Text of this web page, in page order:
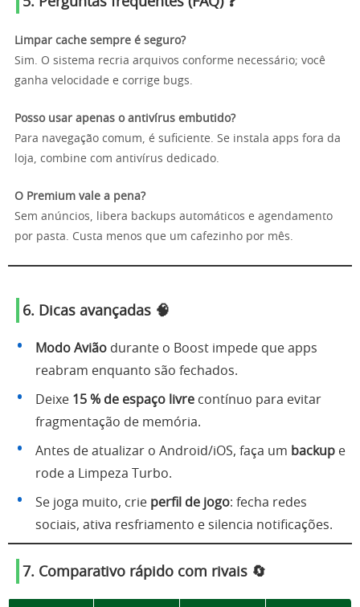
Limpar cache sempre é seguro?
Sim. O sistema recria arquivos conforme necessário; você
ganha velocidade e corrige bugs.
Posso usar apenas o antivírus embutido?
Para navegação comum, é suficiente. Se instala apps fora da
loja, combine com antivírus dedicado.
O Premium vale a pena?
Sem anúncios, libera backups automáticos e agendamento
por pasta. Custa menos que um cafezinho por mês.
6. Dicas avançadas 🧠
Modo Avião durante o Boost impede que apps
reabram enquanto são fechados.
Deixe 15 % de espaço livre contínuo para evitar
fragmentação de memória.
Antes de atualizar o Android/iOS, faça um backup e
rode a Limpeza Turbo.
Se joga muito, crie perfil de jogo: fecha redes
sociais, ativa resfriamento e silencia notificações.
7. Comparativo rápido com rivais 🔄